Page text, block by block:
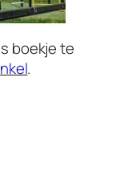
boekje te
.